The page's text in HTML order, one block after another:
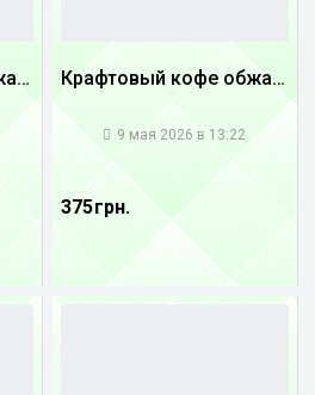
Крафтовый кофе обжареный Танзания Крафтовый кофе обжареный купаж арабики 5...
9 мая 2026 в 13:22
375 грн.